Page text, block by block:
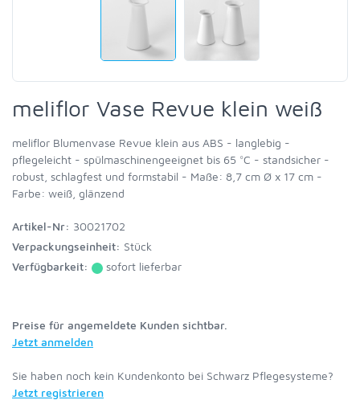
meliflor Vase Revue klein weiß
meliflor Blumenvase Revue klein aus ABS - langlebig -
pflegeleicht - spülmaschinengeeignet bis 65 °C - standsicher -
robust, schlagfest und formstabil - Maße: 8,7 cm Ø x 17 cm -
Farbe: weiß, glänzend
Artikel-Nr: 30021702
Verpackungseinheit: Stück
Verfügbarkeit:
sofort lieferbar
Preise für angemeldete Kunden sichtbar.
Jetzt anmelden
Sie haben noch kein Kundenkonto bei Schwarz Pflegesysteme?
Jetzt registrieren